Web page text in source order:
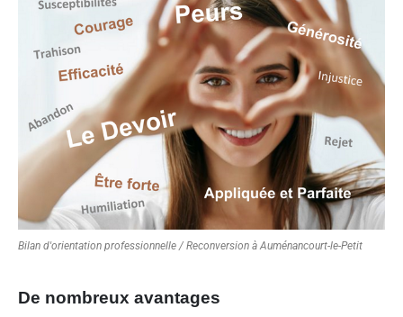
Bilan d'orientation professionnelle / Reconversion à Auménancourt-le-Petit
De nombreux avantages